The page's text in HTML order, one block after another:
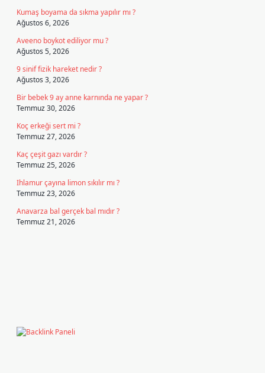
Kumaş boyama da sıkma yapılır mı ?
Ağustos 6, 2026
Aveeno boykot ediliyor mu ?
Ağustos 5, 2026
9 sinif fizik hareket nedir ?
Ağustos 3, 2026
Bir bebek 9 ay anne karnında ne yapar ?
Temmuz 30, 2026
Koç erkeği sert mi ?
Temmuz 27, 2026
Kaç çeşit gazı vardır ?
Temmuz 25, 2026
Ihlamur çayına limon sıkılır mı ?
Temmuz 23, 2026
Anavarza bal gerçek bal mıdır ?
Temmuz 21, 2026